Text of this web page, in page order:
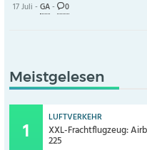
17 Juli -GA- 0
Meistgelesen
LUFTVERKEHR
XXL-Frachtflugzeug:
225